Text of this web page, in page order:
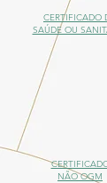
CERTIFICADO
SAÚDE OU
NÃO OGM